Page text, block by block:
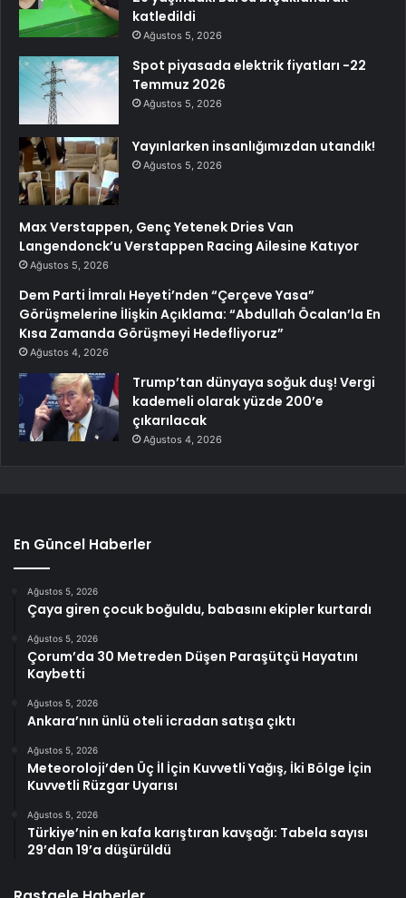
katledildi
Ağustos 5, 2026
Spot piyasada elektrik fiyatları -22
Temmuz 2026
Ağustos 5, 2026
Yayınlarken insanlığımızdan utandık!
Ağustos 5, 2026
Max Verstappen, Genç Yetenek Dries Van
Langendonck’u Verstappen Racing Ailesine Katıyor
Ağustos 5, 2026
Dem Parti İmralı Heyeti’nden “Çerçeve Yasa”
Görüşmelerine İlişkin Açıklama: “Abdullah Öcalan’la En
Kısa Zamanda Görüşmeyi Hedefliyoruz”
Ağustos 4, 2026
Trump’tan dünyaya soğuk duş! Vergi
kademeli olarak yüzde 200’e
çıkarılacak
Ağustos 4, 2026
En Güncel Haberler
Ağustos 5, 2026
Çaya giren çocuk boğuldu, babasını ekipler kurtardı
Ağustos 5, 2026
Çorum’da 30 Metreden Düşen Paraşütçü Hayatını
Kaybetti
Ağustos 5, 2026
Ankara’nın ünlü oteli icradan satışa çıktı
Ağustos 5, 2026
Meteoroloji’den Üç İl İçin Kuvvetli Yağış, İki Bölge İçin
Kuvvetli Rüzgar Uyarısı
Ağustos 5, 2026
Türkiye’nin en kafa karıştıran kavşağı: Tabela sayısı
29’dan 19’a düşürüldü